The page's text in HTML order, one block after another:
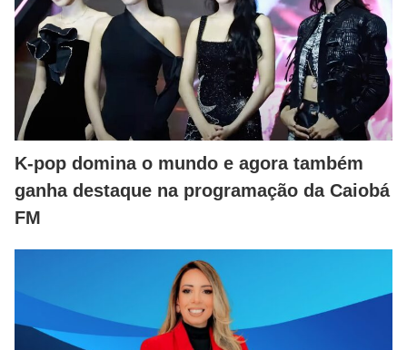
K-pop domina o mundo e agora também
ganha destaque na programação da Caiobá
FM